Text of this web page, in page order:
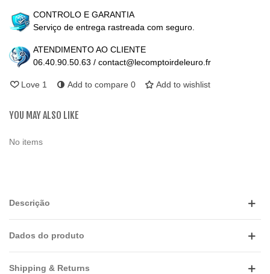
CONTROLO E GARANTIA
Serviço de entrega rastreada com seguro.
ATENDIMENTO AO CLIENTE
06.40.90.50.63 / contact@lecomptoirdeleuro.fr
Love 1 Add to compare 0 Add to wishlist
YOU MAY ALSO LIKE
No items
Descrição
Dados do produto
Shipping & Returns